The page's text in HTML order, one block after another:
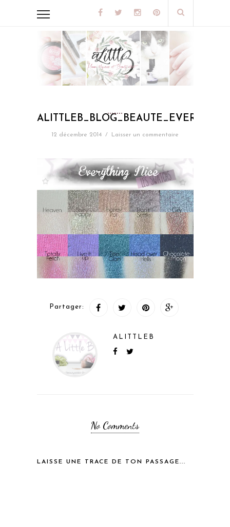
12 décembre 2014 / Laisser un commentaire
Partager:
ALITTLEB
No Comments
LAISSE UNE TRACE DE TON PASSAGE...